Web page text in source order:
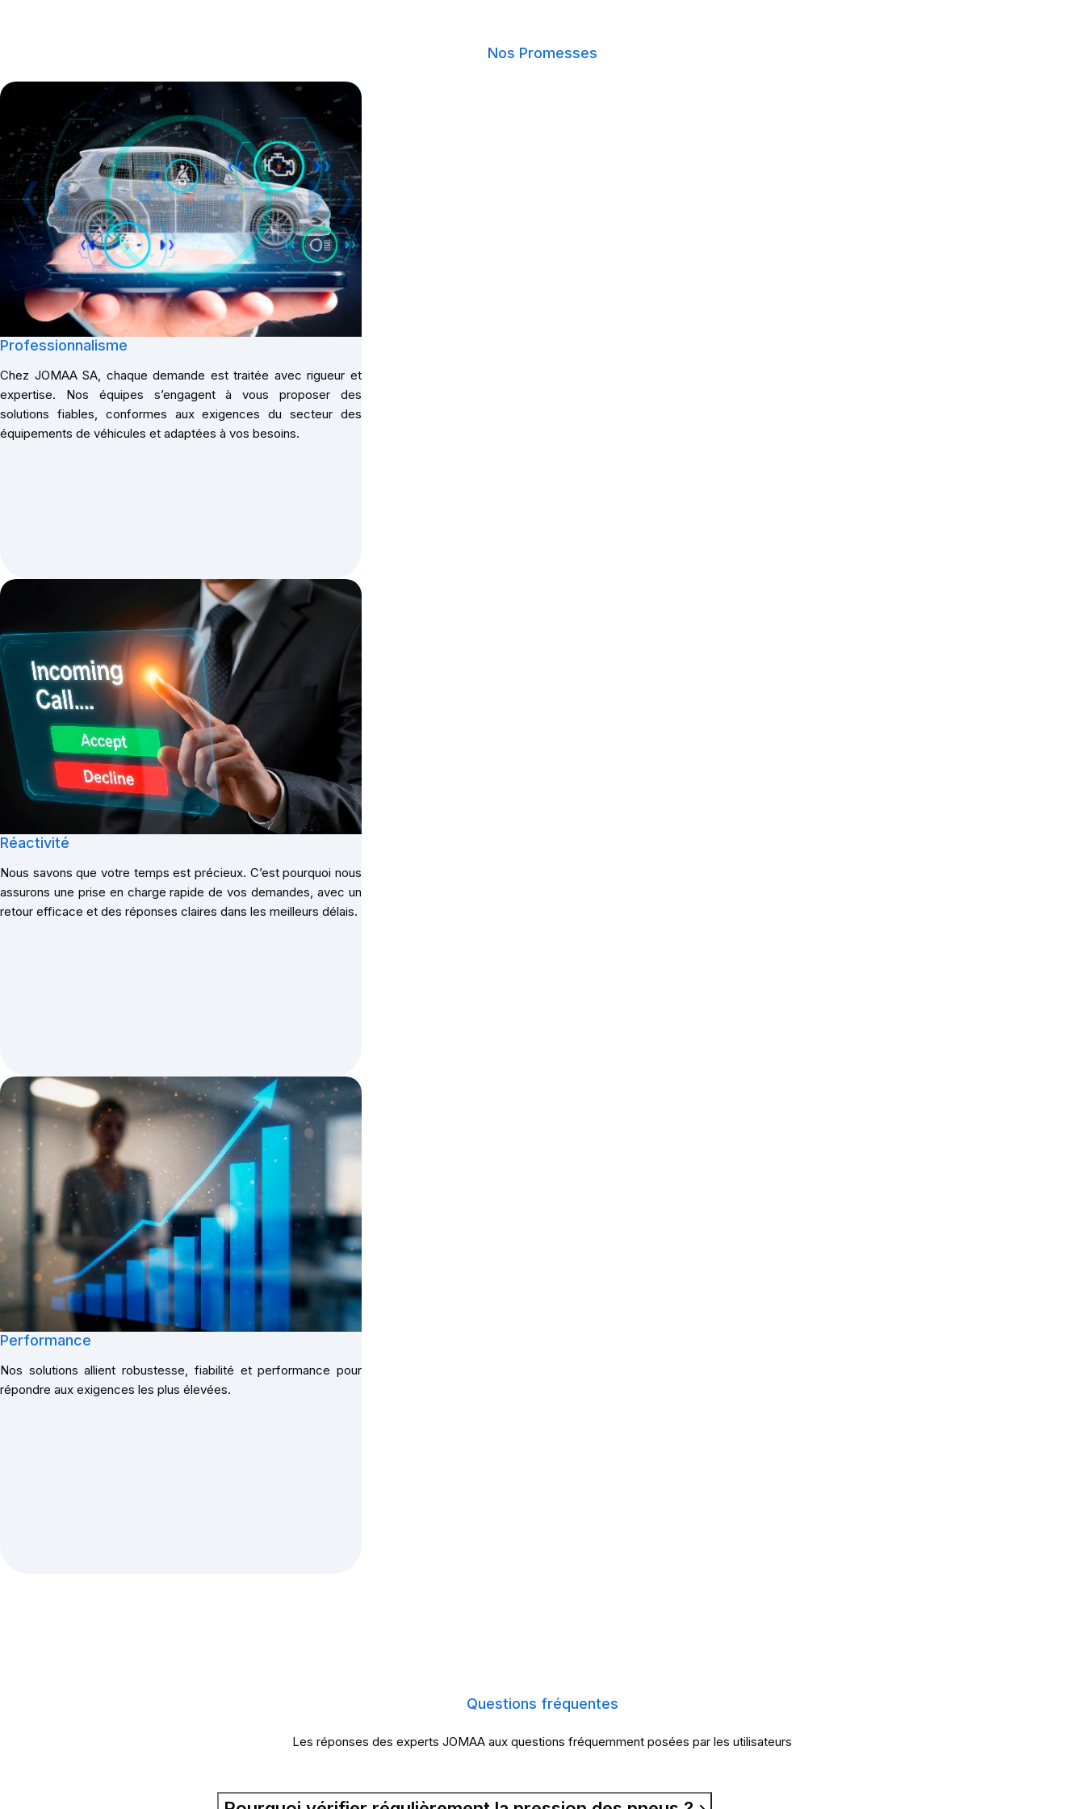
Nos Promesses
Professionnalisme
Chez JOMAA SA, chaque demande est traitée avec rigueur et
expertise. Nos équipes s’engagent à vous proposer des
solutions fiables, conformes aux exigences du secteur des
équipements de véhicules et adaptées à vos besoins.
Réactivité
Nous savons que votre temps est précieux. C’est pourquoi nous
assurons une prise en charge rapide de vos demandes, avec un
retour efficace et des réponses claires dans les meilleurs délais.
Performance
Nos solutions allient robustesse, fiabilité et performance pour
répondre aux exigences les plus élevées.
Questions fréquentes
Les réponses des experts JOMAA aux questions fréquemment posées par les utilisateurs